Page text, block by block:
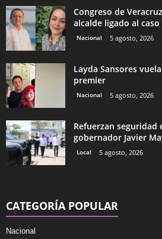
Congreso de
alcalde ligado al caso
Nacional 5 agosto, 2026
Layda Sansores
premier
Nacional 5 agosto, 2026
Refuerzan seguridad
gobernador Javier
Local 5 agosto, 2026
CATEGORÍA POPULAR
Nacional